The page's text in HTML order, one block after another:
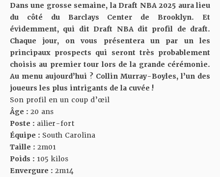
Dans une grosse semaine, la Draft NBA 2025 aura lieu
du côté du Barclays Center de Brooklyn. Et
évidemment, qui dit Draft NBA dit profil de draft.
Chaque jour, on vous présentera un par un les
principaux prospects qui seront très probablement
choisis au premier tour lors de la grande cérémonie.
Au menu aujourd’hui ? Collin Murray-Boyles, l’un des
joueurs les plus intrigants de la cuvée !
Son profil en un coup d’œil
Âge : 20 ans
Poste : ailier-fort
Équipe : South Carolina
Taille : 2m01
Poids : 105 kilos
Envergure : 2m14